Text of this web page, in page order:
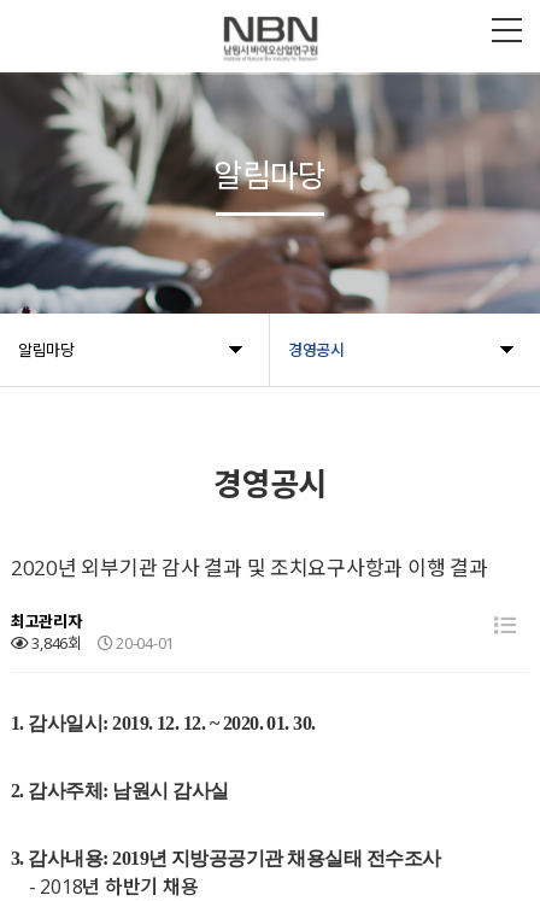
알림마당 경영공시
알림마당
경영공시
2020년 외부기관 감사 결과 및 조치요구사항과 이행 결과
최고관리자
3,846회
20-04-01
1. 감사일시 : 2019. 12. 12. ~ 2020. 01. 30.
2. 감사주체 : 남원시 감사실
3. 감사내용: 2019년 지방공공기관 채용실태 전수조사
- 2018년 하반기 채용